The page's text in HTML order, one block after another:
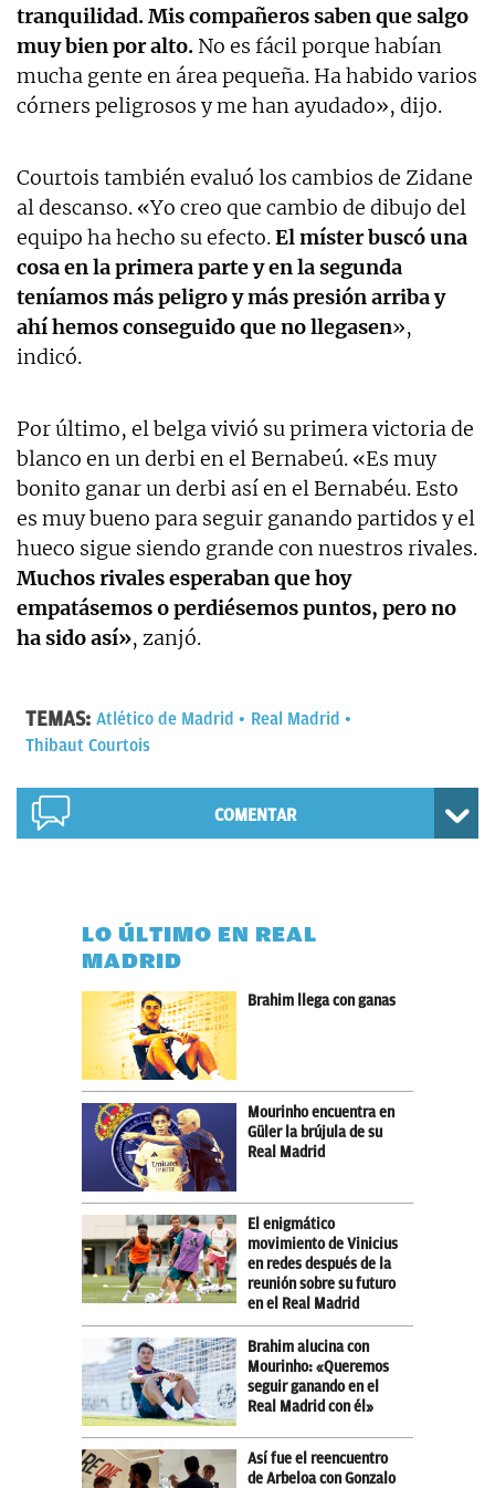
tranquilidad. Mis compañeros saben que salgo
muy bien por alto. No es fácil porque habían
mucha gente en área pequeña. Ha habido varios
córners peligrosos y me han ayudado», dijo.
Courtois también evaluó los cambios de Zidane
al descanso. «Yo creo que cambio de dibujo del
equipo ha hecho su efecto.El míster buscó una
cosa en la primera parte y en la segunda
teníamos más peligro y más presión arriba y
ahí hemos conseguido que no llegasen»,
indicó.
Por último, el belga vivió su primera victoria de
blanco en un derbi en el Bernabeú. «Es muy
bonito ganar un derbi así en el Bernabéu. Esto
es muy bueno para seguir ganando partidos y el
hueco sigue siendo grande con nuestros rivales.
Muchos rivales esperaban que hoy
empatásemos o perdiésemos puntos, pero no
ha sido así», zanjó.
TEMAS: Atlético de Madrid
Real Madrid
Thibaut Courtois
COMENTAR
LO ÚLTIMO EN REAL
MADRID
Brahim llega con ganas
Mourinho encuentra en
Güler la brújula de su
Real Madrid
El enigmático
movimiento de Vinicius
en redes después de la
reunión sobre su futuro
en el Real Madrid
Brahim alucina con
Mourinho: «Queremos
seguir ganando en el
Real Madrid con él»
Así fue el reencuentro
de Arbeloa con Gonzalo